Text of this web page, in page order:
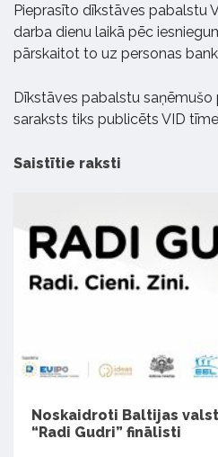
Pieprasīto dīkstāves pabalstu
darba dienu laikā pēc
pārskaitot to uz personas
Dīkstāves pabalstu
saraksts tiks publicēts VID
Saistītie raksti
Noskaidroti Baltijas
“Radi Gudri” finālisti